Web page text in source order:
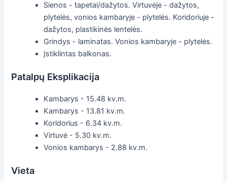
Sienos - tapetai/dažytos. Virtuvėje - dažytos,
plytelės, vonios kambaryje - plytelės. Koridoriuje -
dažytos, plastikinės lentelės.
Grindys - laminatas. Vonios kambaryje - plytelės.
Įstiklintas balkonas.
Patalpų Eksplikacija
Kambarys - 15.48 kv.m.
Kambarys - 13.81 kv.m.
Koridorius - 6.34 kv.m.
Virtuvė - 5.30 kv.m.
Vonios kambarys - 2.88 kv.m.
Vieta